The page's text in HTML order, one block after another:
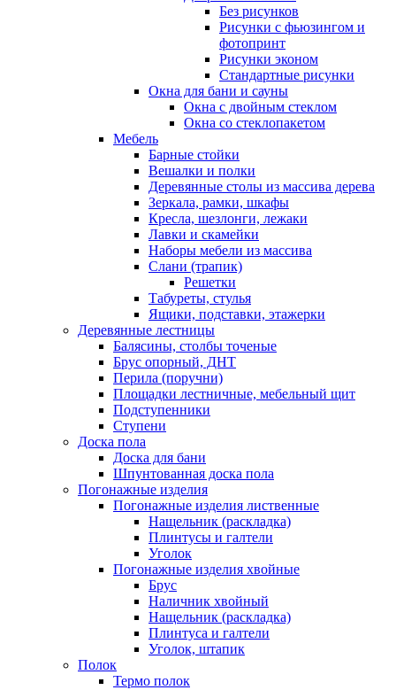
Без рисунков
Рисунки с фьюзингом и
фотопринт
Рисунки эконом
Стандартные рисунки
Окна для бани и сауны
Окна с двойным стеклом
Окна со стеклопакетом
Мебель
Барные стойки
Вешалки и полки
Деревянные столы из массива дерева
Зеркала, рамки, шкафы
Кресла, шезлонги, лежаки
Лавки и скамейки
Наборы мебели из массива
Слани (трапик)
Решетки
Табуреты, стулья
Ящики, подставки, этажерки
Деревянные лестницы
Балясины, столбы точеные
Брус опорный, ДНТ
Перила (поручни)
Площадки лестничные, мебельный щит
Подступенники
Ступени
Доска пола
Доска для бани
Шпунтованная доска пола
Погонажные изделия
Погонажные изделия лиственные
Нащельник (раскладка)
Плинтусы и галтели
Уголок
Погонажные изделия хвойные
Брус
Наличник хвойный
Нащельник (раскладка)
Плинтуса и галтели
Уголок, штапик
Полок
Термо полок